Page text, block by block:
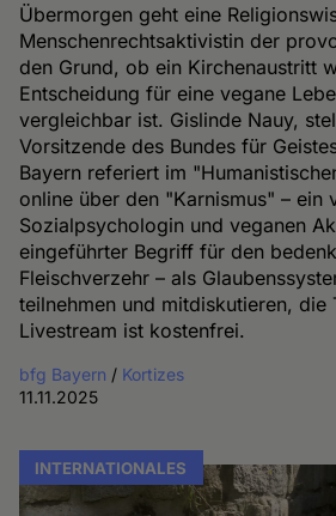
Übermorgen geht eine
Menschenrechtsaktivistin der
den Grund, ob ein Kirchenaustritt
Entscheidung für eine vegane
vergleichbar ist. Gislinde Nauy,
Vorsitzende des Bundes für
Bayern referiert im
online über den "Karnismus" – ein
Sozialpsychologin und veganen
eingeführter Begriff für den
Fleischverzehr – als
teilnehmen und mitdiskutieren, die
Livestream ist kostenfrei.
bfg Bayern / Kortizes
11.11.2025
INTERNATIONALES